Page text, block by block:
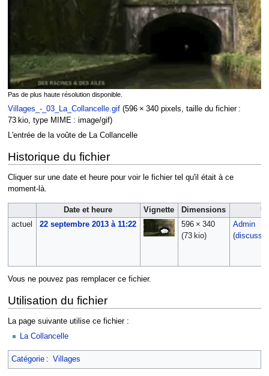
Pas de plus haute résolution disponible.
Villages_-_03_La_Collancelle.gif‎ (596 × 340 pixels, taille du fichier :
73 kio, type MIME : image/gif)
L'entrée de la voûte de La Collancelle
Historique du fichier
Cliquer sur une date et heure pour voir le fichier tel qu'il était à ce
moment-là.
Date et heure Vignette Dimensions
actuel
22 septembre 2013 à 11:22
596 × 340
(73 kio)
Admin
(
Vous ne pouvez pas remplacer ce fichier.
Utilisation du fichier
La page suivante utilise ce fichier :
La Collancelle
Catégorie: Villages